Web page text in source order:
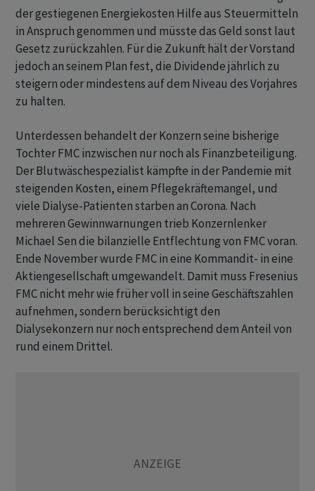
der gestiegenen Energiekosten Hilfe aus Steuermitteln
in Anspruch genommen und müsste das Geld sonst laut
Gesetz zurückzahlen. Für die Zukunft hält der Vorstand
jedoch an seinem Plan fest, die Dividende jährlich zu
steigern oder mindestens auf dem Niveau des Vorjahres
zu halten.
Unterdessen behandelt der Konzern seine bisherige
Tochter FMC inzwischen nur noch als Finanzbeteiligung.
Der Blutwäschespezialist kämpfte in der Pandemie mit
steigenden Kosten, einem Pflegekräftemangel, und
viele Dialyse-Patienten starben an Corona. Nach
mehreren Gewinnwarnungen trieb Konzernlenker
Michael Sen die bilanzielle Entflechtung von FMC voran.
Ende November wurde FMC in eine Kommandit- in eine
Aktiengesellschaft umgewandelt. Damit muss Fresenius
FMC nicht mehr wie früher voll in seine Geschäftszahlen
aufnehmen, sondern berücksichtigt den
Dialysekonzern nur noch entsprechend dem Anteil von
rund einem Drittel.